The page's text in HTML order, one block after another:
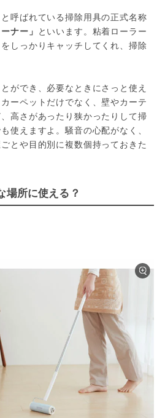
呼ばれている掃除用具の正式名称
ナー」 といいます。粘着ローラー
しっかりキャッチしてくれ、掃除
ができ、必要なときにさっと使え
ーペットだけでなく、壁やカーテ
高さがあったり狭かったりして掃
使えますよ。騒音の心配がなく、
とや目的別に複数個持っておきた
場所に使える？